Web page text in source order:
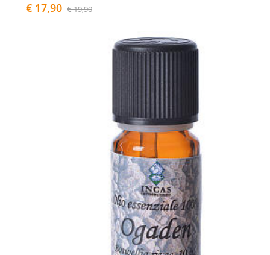
€ 17,90 € 19,90